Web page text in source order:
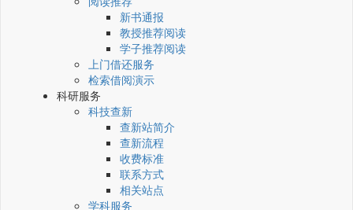
新书通报
教授推荐阅读
学子推荐阅读
上门借还服务
检索借阅演示
科研服务
科技查新
查新站简介
查新流程
收费标准
联系方式
相关站点
学科服务